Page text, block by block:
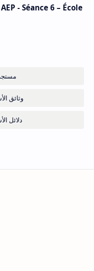
- Séance 6 – École